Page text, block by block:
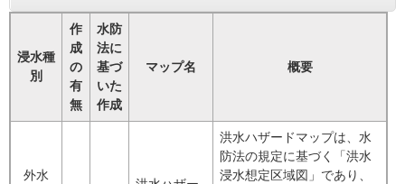
浸水種
別
作
成
の
有
無
水防
法に
基づ
いた
作成
マップ名 概要
外水
洪水ハザードマップは、水
防法の規定に基づく「洪水
浸水想定区域図」であり、